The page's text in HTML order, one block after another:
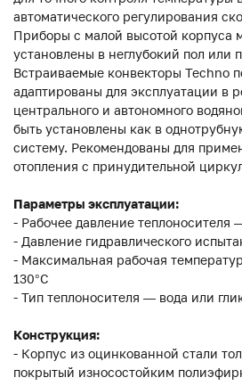
автоматического регулирования
Приборы с малой высотой корпуса
установлены в неглубокий пол или
Встраиваемые конвекторы Techno
адаптированы для эксплуатации в
центрального и автономного
быть установлены как в
систему. Рекомендованы для
отопления с принудительной
Параметры эксплуатации:
- Рабочее давление теплоносителя
- Давление гидравлического
- Максимальная рабочая
130°С
- Тип теплоносителя — вода или
Конструкция:
- Корпус из оцинкованной стали
покрытый износостойким